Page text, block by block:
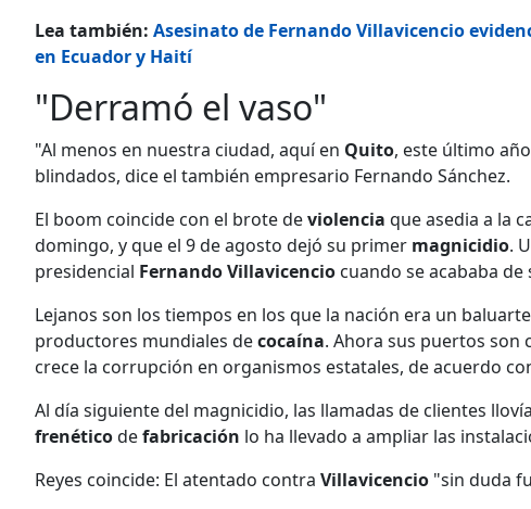
Lea también: Asesinato de Fernando Villavicencio
en Ecuador y Haití
"Derramó el vaso"
"Al menos en nuestra ciudad, aquí en Quito, este último
blindados, dice el también empresario Fernando Sánchez.
El boom coincide con el brote deviolencia que asedia a la
domingo, y que el 9 de agosto dejó su primer magnicidio.
presidencial Fernando Villavicencio cuando se acababa
Lejanos son los tiempos en los que la nación era un
productores mundiales decocaína. Ahora sus puertos son
crece la corrupción en organismos estatales, de acuerdo
Al día siguiente del magnicidio, las llamadas de clientes
frenéticodefabricación lo ha llevado a ampliar las
Reyes coincide: El atentado contra Villavicencio "sin duda